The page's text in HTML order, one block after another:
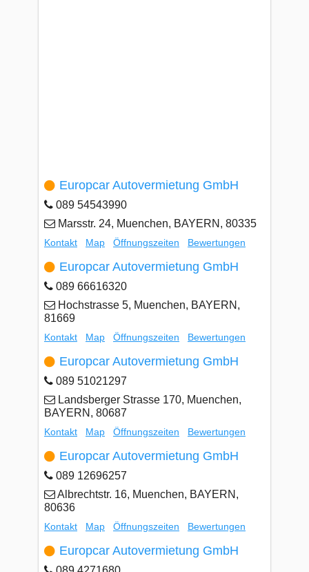
Europcar Autovermietung GmbH
089 54543990
Marsstr. 24, Muenchen, BAYERN, 80335
Kontakt Map Öffnungszeiten Bewertungen
Europcar Autovermietung GmbH
089 66616320
Hochstrasse 5, Muenchen, BAYERN,
81669
Kontakt Map Öffnungszeiten Bewertungen
Europcar Autovermietung GmbH
089 51021297
Landsberger Strasse 170, Muenchen,
BAYERN, 80687
Kontakt Map Öffnungszeiten Bewertungen
Europcar Autovermietung GmbH
089 12696257
Albrechtstr. 16, Muenchen, BAYERN,
80636
Kontakt Map Öffnungszeiten Bewertungen
Europcar Autovermietung GmbH